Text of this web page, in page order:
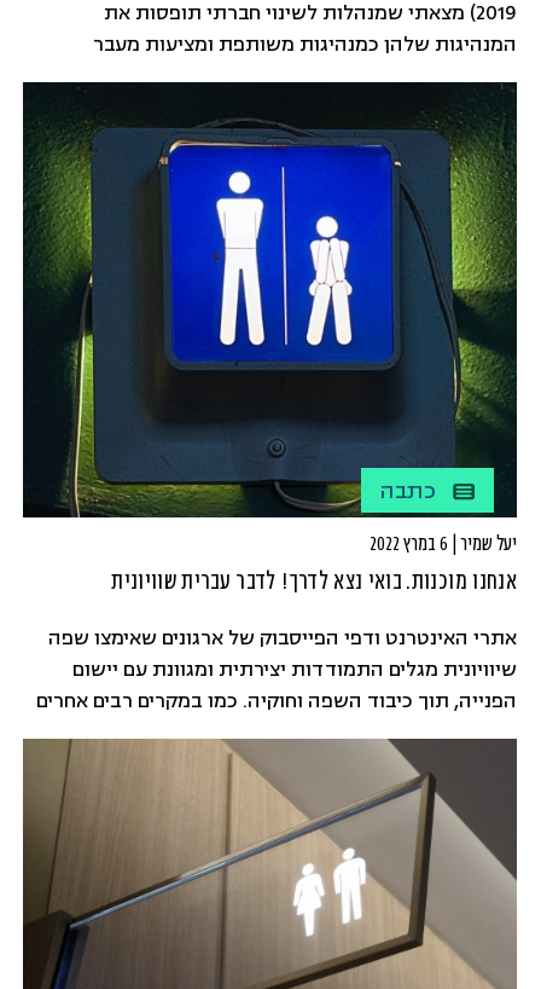
2019) מצאתי שמנהלות לשינוי חברתי תופסות את
המנהיגות שלהן כמנהיגות משותפת ומציעות מעבר
מתפיסת "אני" לתפיסת "אנחנו".
כתבה
יעל שמיר | 6 במרץ 2022
אנחנו מוכנות. בואי נצא לדרך! לדבר עברית שוויונית
אתרי האינטרנט ודפי הפייסבוק של ארגונים שאימצו שפה
שיוויונית מגלים התמודדות יצירתית ומגוונת עם יישום
הפנייה, תוך כיבוד השפה וחוקיה. כמו במקרים רבים אחרים
של התעדכנות – זהו שכלול, והתקדמות